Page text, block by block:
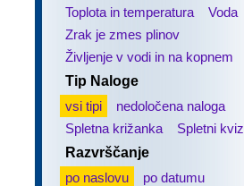
Toplota in temperatura
Voda
Zrak je zmes plinov
Življenje v vodi in na kopnem
Tip Naloge
vsi tipi
nedoločena naloga
Spletna križanka
Spletni kviz
Razvrščanje
po naslovu
po datumu